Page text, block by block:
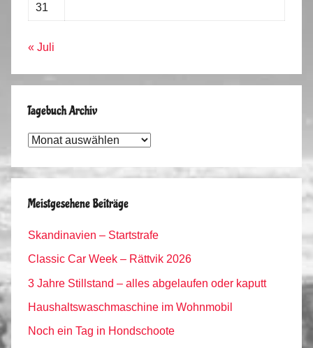
31
« Juli
Tagebuch Archiv
Tagebuch
Meistgesehene Beiträge
Skandinavien – Startstrafe
Classic Car Week – Rättvik 2026
3 Jahre Stillstand – alles abgelaufen oder kaputt
Haushaltswaschmaschine im Wohnmobil
Noch ein Tag in Hondschoote